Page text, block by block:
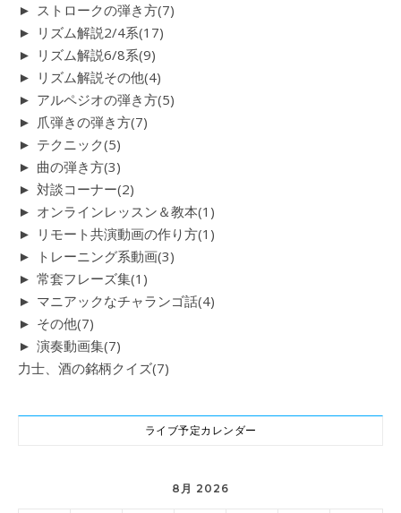
► ストロークの弾き方(7)
► リズム解説2/4系(17)
► リズム解説6/8系(9)
► リズム解説その他(4)
► アルペジオの弾き方(5)
► 爪弾きの弾き方(7)
► テクニック(5)
► 曲の弾き方(3)
► 対談コーナー(2)
► オンラインレッスン＆教本(1)
► リモート共演動画の作り方(1)
►
トレーニング系動画(3)
► 常套フレーズ集(1)
► マニアックなチャランゴ話(4)
► その他(7)
► 演奏動画集(7)
力士、酒の銘柄クイズ(7)
ライブ予定カレンダー
8月 2026